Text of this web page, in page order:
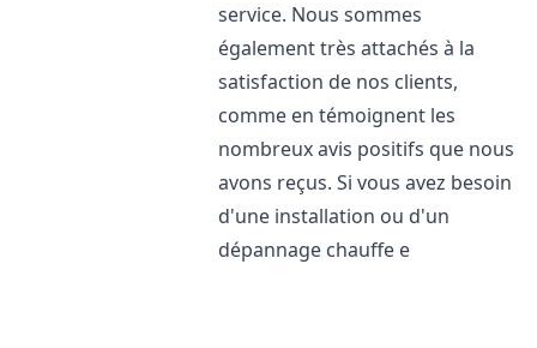
service. Nous sommes
également très attachés à la
satisfaction de nos clients,
comme en témoignent les
nombreux avis positifs que nous
avons reçus. Si vous avez besoin
d'une installation ou d'un
dépannage chauffe e